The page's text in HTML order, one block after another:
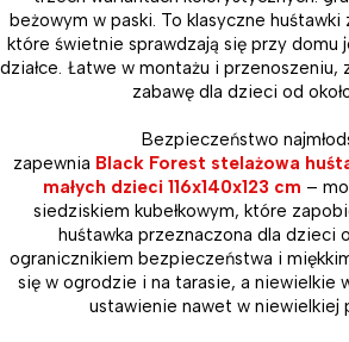
beżowym w paski. To klasyczne
które świetnie sprawdzają się przy domu
działce. Łatwe w montażu i przenoszeniu,
zabawę dla dzieci od
Bezpieczeństwo
zapewnia Black Forest stelażowa
małych dzieci 116x140x123 cm –
siedziskiem kubełkowym, które
huśtawka przeznaczona dla dzieci
ogranicznikiem bezpieczeństwa i
się w ogrodzie i na tarasie, a niewielkie
ustawienie nawet w niewielkiej